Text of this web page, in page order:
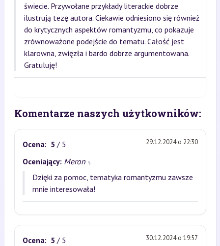
świecie. Przywołane przykłady literackie dobrze
ilustrują tezę autora. Ciekawie odniesiono się również
do krytycznych aspektów romantyzmu, co pokazuje
zrównoważone podejście do tematu. Całość jest
klarowna, zwięzła i bardo dobrze argumentowana.
Gratuluję!
Komentarze naszych użytkowników:
Ocena: 5 / 5 29.12.2024 o 22:30
Oceniający: Meron -.
Dzięki za pomoc, tematyka romantyzmu zawsze
mnie interesowała!
Ocena: 5 / 5 30.12.2024 o 19:57